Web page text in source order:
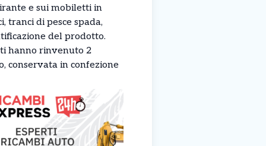
e sui mobiletti in
tranci di pesce spada,
del prodotto.
hanno rinvenuto 2
conservata in confezione